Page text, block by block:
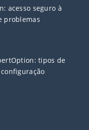
acesso seguro à
problemas
tipos de